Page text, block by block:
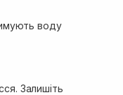
воду
Залишіть